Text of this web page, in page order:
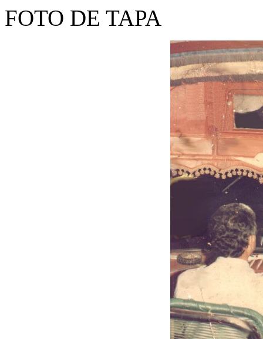
FOTO DE TAPA